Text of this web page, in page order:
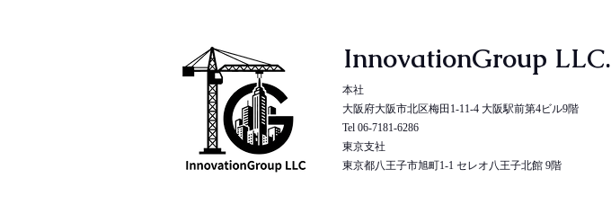
InnovationGroup LLC.
本社
大阪府大阪市北区梅田1-11-4 大阪駅前第4ビル9階
Tel 06-7181-6286
東京支社
東京都八王子市旭町1-1 セレオ八王子北館 9階